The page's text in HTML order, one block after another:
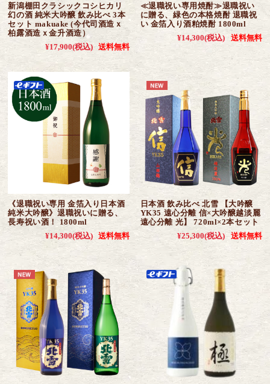
新潟棚田クラシックコシヒカリ
幻の酒 純米大吟醸 飲み比べ 3本
セット makuake (今代司酒造ｘ
柏露酒造ｘ金升酒造）
¥17,900(税込) 送料無料
≪退職祝い専用焼酎≫退職祝い
に贈る、緑色の本格焼酎 退職祝
い 金箔入り酒粕焼酎 1800ml
¥14,300(税込) 送料無料
《退職祝い専用 金箔入り日本酒
純米大吟醸》退職祝いに贈る、
長寿祝い酒！ 1800ml
¥14,300(税込) 送料無料
日本酒 飲み比べ 北雪 【大吟醸
YK35 遠心分離 信×大吟醸越淡麗
遠心分離 光】 720ml×2本セット
¥25,300(税込) 送料無料